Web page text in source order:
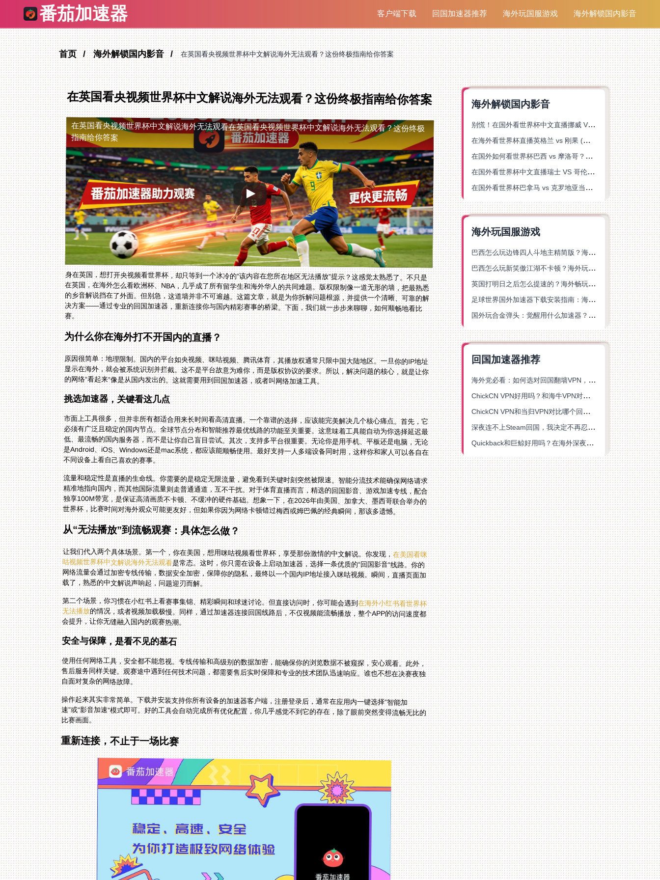
番茄加速器 客户端下载 回国加速器推荐 海外玩国服游戏 海外解锁国内影音
首页 海外解锁国内影音 在英国看央视频世界杯中文解说海外无法观看？这份终极指南给你答案
在英国看央视频世界杯中文解说海外无法观看？这份终极指南给你答案
在英国看央视频世界杯中文解说海外无法观看在英国看央视频世界杯中文解说海外无法观看？这份终极
指南给你答案
身在英国，想打开央视频看世界杯，却只等到一个冰冷的“该内容在您所在地区无法播放”提示？这感觉太熟悉了。不只是
在英国，在海外怎么看欧洲杯、NBA，几乎成了所有留学生和海外华人的共同难题。版权限制像一道无形的墙，把最熟悉
的乡音解说挡在了外面。但别急，这道墙并非不可逾越。这篇文章，就是为你拆解问题根源，并提供一个清晰、可靠的解
决方案——通过专业的回国加速器，重新连接你与国内精彩赛事的桥梁。下面，我们就一步步来聊聊，如何顺畅地看比
赛。
为什么你在海外打不开国内的直播？
原因很简单：地理限制。国内的平台如央视频、咪咕视频、腾讯体育，其播放权通常只限中国大陆地区。一旦你的IP地址
显示在海外，就会被系统识别并拦截。这不是平台故意为难你，而是版权协议的要求。所以，解决问题的核心，就是让你
的网络“看起来”像是从国内发出的。这就需要用到回国加速器，或者叫网络加速工具。
挑选加速器，关键看这几点
市面上工具很多，但并非所有都适合用来长时间看高清直播。一个靠谱的选择，应该能完美解决几个核心痛点。首先，它
必须有广泛且稳定的国内节点。全球节点分布和智能推荐最优线路的功能至关重要。这意味着工具能自动为你选择延迟最
低、最流畅的国内服务器，而不是让你自己盲目尝试。其次，支持多平台很重要。无论你是用手机、平板还是电脑，无论
是Android、iOS、Windows还是mac系统，都应该能顺畅使用。最好支持一人多端设备同时用，这样你和家人可以各自在
不同设备上看自己喜欢的赛事。
流量和稳定性是直播的生命线。你需要的是稳定无限流量，避免看到关键时刻突然被限速。智能分流技术能确保网络请求
精准地指向国内，而其他国际流量则走普通通道，互不干扰。对于体育直播而言，精选的回国影音、游戏加速专线，配合
独享100M带宽，是保证高清画质不卡顿、不缓冲的硬件基础。想象一下，在2026年由美国、加拿大、墨西哥联合举办的
世界杯，比赛时间对海外观众可能更友好，但如果你因为网络卡顿错过梅西或姆巴佩的经典瞬间，那该多遗憾。
从“无法播放”到流畅观赛：具体怎么做？
让我们代入两个具体场景。第一个，你在美国，想用咪咕视频看世界杯，享受那份激情的中文解说。你发现，在美国看咪
咕视频世界杯中文解说海外无法观看是常态。这时，你只需在设备上启动加速器，选择一条优质的“回国影音”线路。你的
网络流量会通过加密专线传输，数据安全加密，保障你的隐私，最终以一个国内IP地址接入咪咕视频。瞬间，直播页面加
载了，熟悉的中文解说声响起，问题迎刃而解。
第二个场景，你习惯在小红书上看赛事集锦、精彩瞬间和球迷讨论。但直接访问时，你可能会遇到在海外小红书看世界杯
无法播放的情况，或者视频加载极慢。同样，通过加速器连接回国线路后，不仅视频能流畅播放，整个APP的访问速度都
会提升，让你无缝融入国内的观赛热潮。
安全与保障，是看不见的基石
使用任何网络工具，安全都不能忽视。专线传输和高级别的数据加密，能确保你的浏览数据不被窥探，安心观看。此外，
售后服务同样关键。观赛途中遇到任何技术问题，都需要售后实时保障和专业的技术团队迅速响应。谁也不想在决赛夜独
自面对复杂的网络故障。
操作起来其实非常简单。下载并安装支持你所有设备的加速器客户端，注册登录后，通常在应用内一键选择“智能加
速”或“影音加速”模式即可。好的工具会自动完成所有优化配置，你几乎感觉不到它的存在，除了眼前突然变得流畅无比的
比赛画面。
重新连接，不止于一场比赛
海外解锁国内影音
别慌！在国外看世界杯中文直播挪威 VS 英格兰仅限中国大陆？这篇指南帮你搞定
在海外看世界杯直播英格兰 vs 刚果 (金)当前地区不可播放？这篇指南帮你突破所有限制
在国外如何看世界杯巴西 vs 摩洛哥？海外党专属体育观赛指南来了
在国外看世界杯中文直播瑞士 VS 哥伦比亚当前地区不可播放？这篇指南帮你搞定
在国外看世界杯巴拿马 vs 克罗地亚当前地区不可播放？这篇指南帮你轻松解决海外体育直播难题
海外玩国服游戏
巴西怎么玩边锋四人斗地主精简版？海外游戏党的加速器终极选择
巴西怎么玩新笑傲江湖不卡顿？海外玩家国服游戏加速终极指南（附猫和老鼠一梦江湖实测）
英国打明日之后怎么提速的？海外畅玩国服游戏终极指南
足球世界国外加速器下载安装指南：海外党畅玩国服游戏的终极解决方案
国外玩合金弹头：觉醒用什么加速器？一份写给海外游子的畅玩指南
回国加速器推荐
海外党必看：如何选对回国翻墙VPN，无缝解锁国内资源？
ChickCN VPN好用吗？和海牛VPN对比哪个回国效果更好？
ChickCN VPN和当归VPN对比哪个回国效果更好？海外党亲测后选了它
深夜连不上Steam回国，我决定不再忍受这数字鸿沟
Quickback和巨鲸好用吗？在海外深夜想刷B站、追爱奇艺的你，或许正需要这份答案